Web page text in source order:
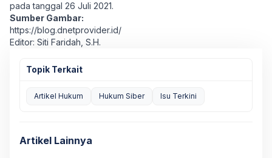
pada tanggal 26 Juli 2021.
Sumber Gambar:
https://blog.dnetprovider.id/
Editor: Siti Faridah, S.H.
Topik Terkait
Artikel Hukum Hukum Siber Isu Terkini
Artikel Lainnya